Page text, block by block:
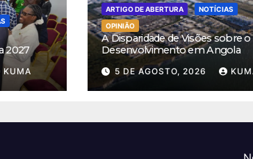
2027
KUMA
ARTIGO DE ABERTURA
NOTÍCIAS
OPINIÃO
A Disparidade de Visões sobre o
Desenvolvimento em Angola
5 DE AGOSTO, 2026